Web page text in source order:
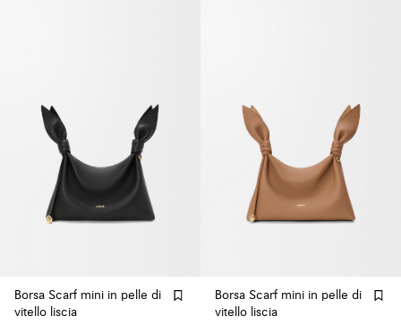
Borsa Scarf mini in pelle di
vitello liscia
Borsa Scarf mini in pelle di
vitello liscia